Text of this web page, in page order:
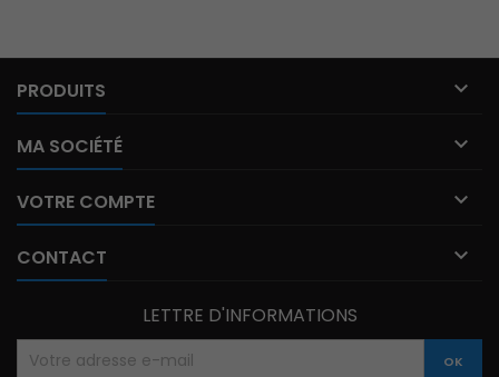
PRODUITS 
MA SOCIÉTÉ 
VOTRE COMPTE 
CONTACT 
LETTRE D'INFORMATIONS